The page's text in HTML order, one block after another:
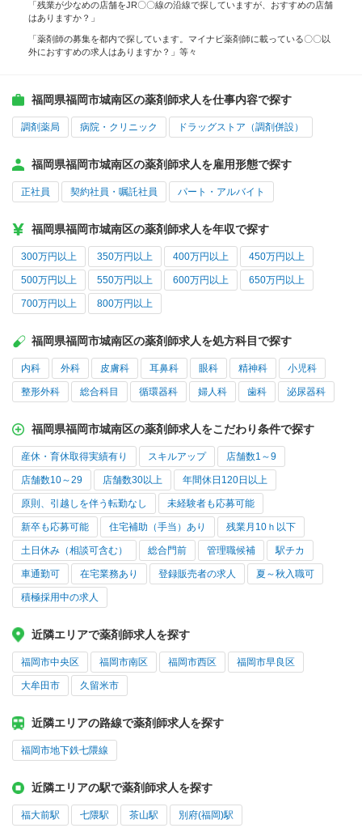
「残業が少なめの店舗をJR〇〇線の沿線で探していますが、おすすめの店舗
はありますか？」
「薬剤師の募集を都内で探しています。マイナビ薬剤師に載っている〇〇以
外におすすめの求人はありますか？」等々
福岡県福岡市城南区の薬剤師求人を仕事内容で探す
調剤薬局 病院・クリニック ドラッグストア（調剤併設）
福岡県福岡市城南区の薬剤師求人を雇用形態で探す
正社員 契約社員・嘱託社員 パート・アルバイト
福岡県福岡市城南区の薬剤師求人を年収で探す
300万円以上 350万円以上 400万円以上 450万円以上
500万円以上 550万円以上 600万円以上 650万円以上
700万円以上 800万円以上
福岡県福岡市城南区の薬剤師求人を処方科目で探す
内科 外科 皮膚科 耳鼻科 眼科 精神科 小児科
整形外科 総合科目 循環器科 婦人科 歯科 泌尿器科
福岡県福岡市城南区の薬剤師求人をこだわり条件で探す
産休・育休取得実績有り スキルアップ 店舗数1～9
店舗数10～29 店舗数30以上 年間休日120日以上
原則、引越しを伴う転勤なし 未経験者も応募可能
新卒も応募可能 住宅補助（手当）あり 残業月10ｈ以下
土日休み（相談可含む） 総合門前 管理職候補 駅チカ
車通勤可 在宅業務あり 登録販売者の求人 夏～秋入職可
積極採用中の求人
近隣エリアで薬剤師求人を探す
福岡市中央区 福岡市南区 福岡市西区 福岡市早良区
大牟田市 久留米市
近隣エリアの路線で薬剤師求人を探す
福岡市地下鉄七隈線
近隣エリアの駅で薬剤師求人を探す
福大前駅 七隈駅 茶山駅 別府(福岡)駅